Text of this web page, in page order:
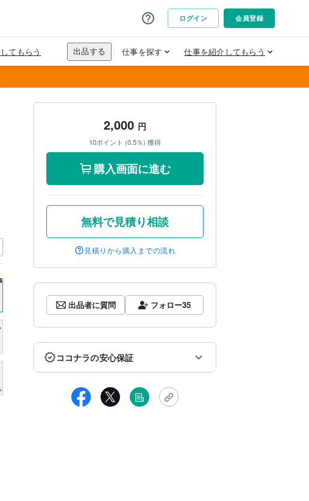
2,000 円
10ポイント (0.5％) 獲得
購入画面に進む
無料で見積り相談
見積りから購入までの流れ
出品者に質問 フォロー35
ココナラの安心保証